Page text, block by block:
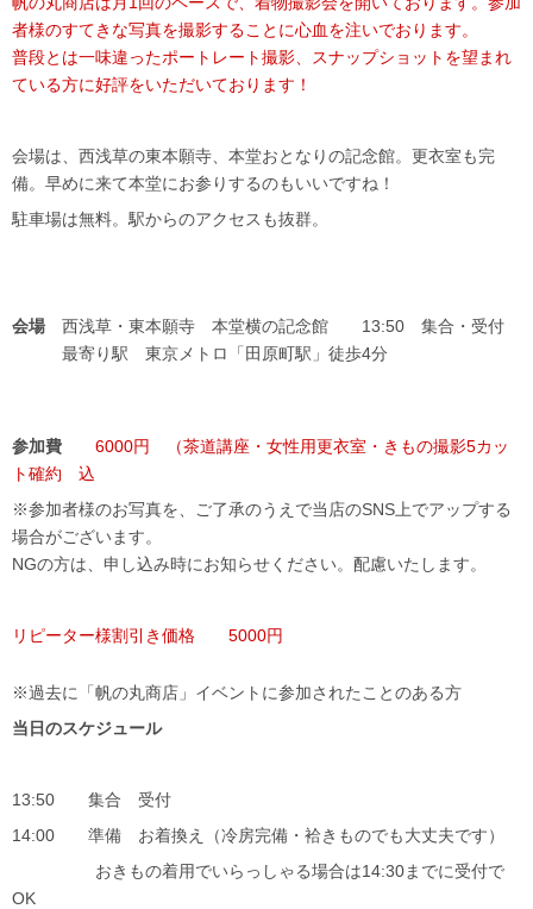
者様のすてきな写真を撮影することに心血を注いでおります。
普段とは一味違ったポートレート撮影、スナップショットを望まれ
ている方に好評をいただいております！
会場は、西浅草の東本願寺、本堂おとなりの記念館。更衣室も完
備。早めに来て本堂にお参りするのもいいですね！
駐車場は無料。駅からのアクセスも抜群。
会場 西浅草・東本願寺 本堂横の記念館 13:50 集合・受付
最寄り駅 東京メトロ「田原町駅」徒歩4分
参加費
6000円 （茶道講座・女性用更衣室・きもの撮影5カッ
ト確約 込
※参加者様のお写真を、ご了承のうえで当店のSNS上でアップする
場合がございます。
NGの方は、申し込み時にお知らせください。配慮いたします。
リピーター様割引き価格 5000円
※過去に「帆の丸商店」イベントに参加されたことのある方
当日のスケジュール
13:50 集合 受付
14:00 準備 お着換え（冷房完備・袷きものでも大丈夫です）
おきもの着用でいらっしゃる場合は14:30までに受付で
OK